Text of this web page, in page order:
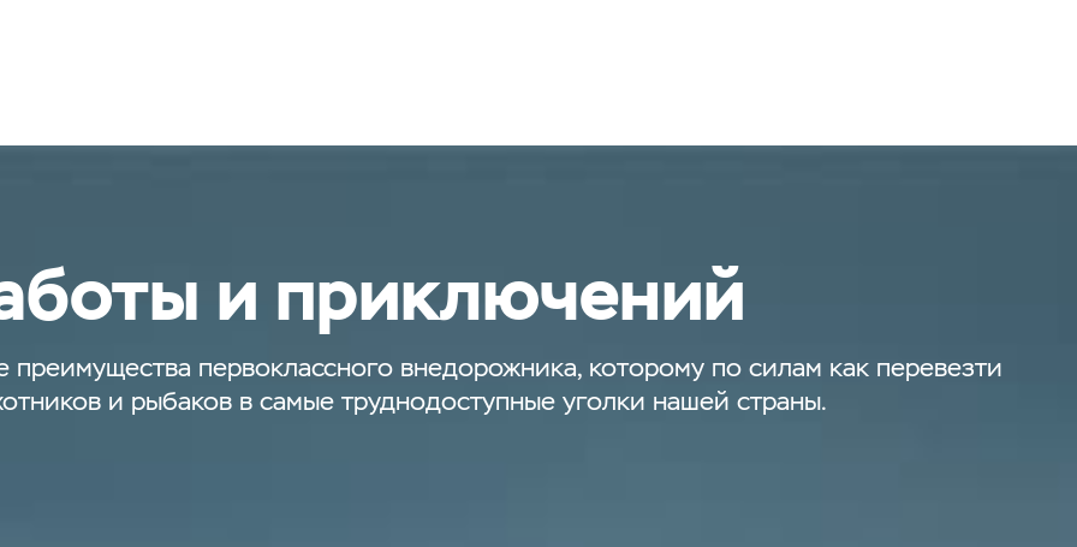
и приключений
первоклассного внедорожника, которому по силам как перевезти
и рыбаков в самые труднодоступные уголки нашей страны.